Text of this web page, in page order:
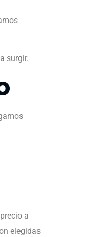
surgir.
a
elegidas